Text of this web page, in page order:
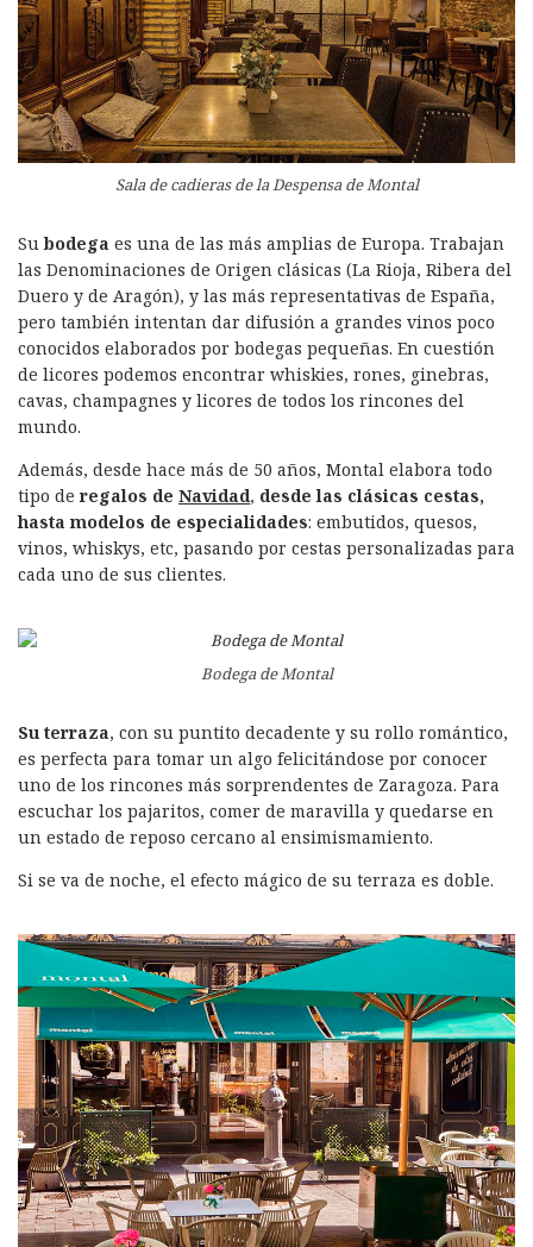
Sala de cadieras de la Despensa de Montal
Subodega es una de las más amplias de Europa. Trabajan
las Denominaciones de Origen clásicas (La Rioja, Ribera del
Duero y de Aragón), y las más representativas de España,
pero también intentan dar difusión a grandes vinos poco
conocidos elaborados por bodegas pequeñas. En cuestión
de licores podemos encontrar whiskies, rones, ginebras,
cavas, champagnes y licores de todos los rincones del
mundo.
Además, desde hace más de 50 años, Montal elabora todo
tipo de regalos de Navidad, desde las clásicas cestas,
hasta modelos de especialidades: embutidos, quesos,
vinos, whiskys, etc, pasando por cestas personalizadas para
cada uno de sus clientes.
Bodega de Montal
Su terraza, con su puntito decadente y su rollo romántico,
es perfecta para tomar un algo felicitándose por conocer
uno de los rincones más sorprendentes de Zaragoza. Para
escuchar los pajaritos, comer de maravilla y quedarse en
un estado de reposo cercano al ensimismamiento.
Si se va de noche, el efecto mágico de su terraza es doble.